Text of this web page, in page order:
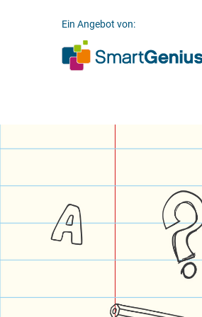
Ein Angebot von: